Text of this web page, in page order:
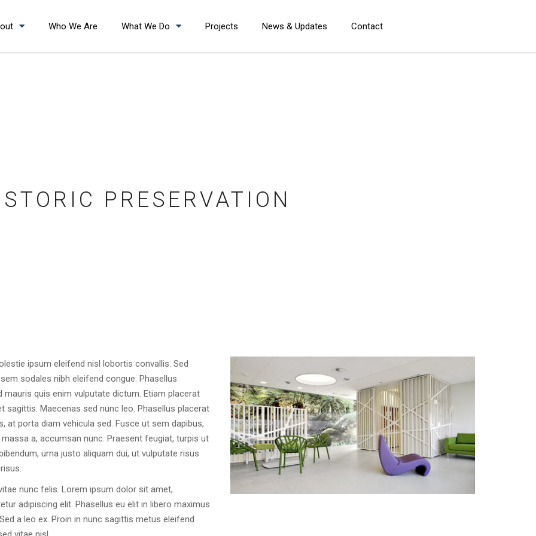
Who We Are What We Do Projects News & Updates Contact
PRESERVATION
ipsum eleifend nisl lobortis convallis. Sed
sodales nibh eleifend congue. Phasellus
mauris quis enim vulputate dictum. Etiam placerat
sagittis. Maecenas sed nunc leo. Phasellus placerat
at porta diam vehicula sed. Fusce ut sem dapibus,
a, accumsan nunc. Praesent feugiat, turpis ut
urna justo aliquam dui, ut vulputate risus
nunc felis. Lorem ipsum dolor sit amet,
adipiscing elit. Phasellus eu elit in libero maximus
a leo ex. Proin in nunc sagittis metus eleifend